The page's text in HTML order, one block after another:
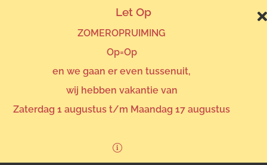
Let Op
ZOMEROPRUIMING
Op=Op
en we gaan er even tussenuit,
wij hebben vakantie van
Zaterdag 1 augustus t/m Maandag 17 augustus
Assortiment Zimra Ik ben geïnteresseerd